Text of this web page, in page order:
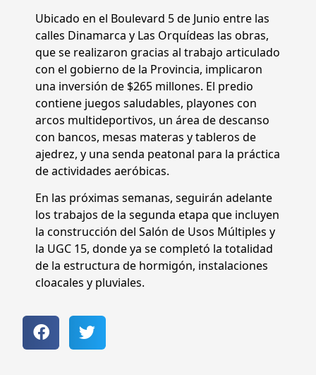
Ubicado en el Boulevard 5 de Junio entre las
calles Dinamarca y Las Orquídeas las obras,
que se realizaron gracias al trabajo articulado
con el gobierno de la Provincia, implicaron
una inversión de $265 millones. El predio
contiene juegos saludables, playones con
arcos multideportivos, un área de descanso
con bancos, mesas materas y tableros de
ajedrez, y una senda peatonal para la práctica
de actividades aeróbicas.
En las próximas semanas, seguirán adelante
los trabajos de la segunda etapa que incluyen
la construcción del Salón de Usos Múltiples y
la UGC 15, donde ya se completó la totalidad
de la estructura de hormigón, instalaciones
cloacales y pluviales.